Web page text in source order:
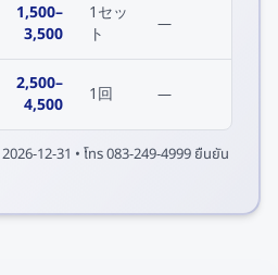
1,500–
3,500
1セッ
ト
—
2,500–
4,500
1回 —
2026-12-31 • โทร 083-249-4999 ยืนยัน